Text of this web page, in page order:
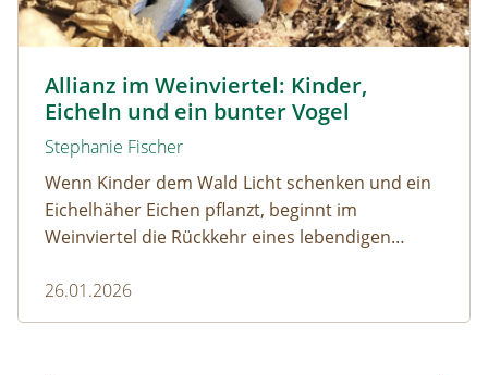
Allianz im Weinviertel: Kinder,
Eicheln und ein bunter Vogel
Stephanie Fischer
Wenn Kinder dem Wald Licht schenken und ein
Eichelhäher Eichen pflanzt, beginnt im
Weinviertel die Rückkehr eines lebendigen
26.01.2026